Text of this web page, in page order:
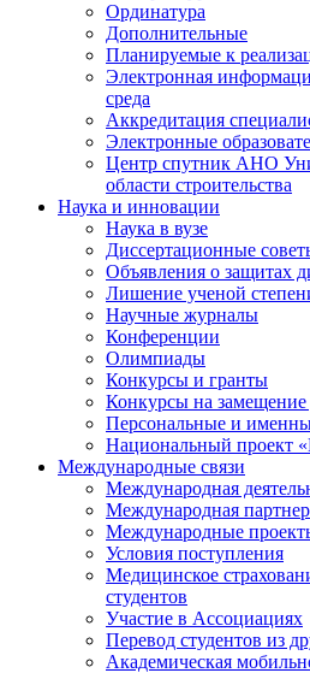
Ординатура
Дополнительные
Планируемые к
Электронная
среда
Аккредитация
Электронные
Центр спутник АНО
области строительства
Наука и инновации
Наука в вузе
Диссертационные
Объявления о защитах
Лишение ученой
Научные журналы
Конференции
Олимпиады
Конкурсы и гранты
Конкурсы на замещение
Персональные и
Национальный проект
Международные связи
Международная
Международная
Международные
Условия поступления
Медицинское
студентов
Участие в Ассоциациях
Перевод студентов из
Академическая